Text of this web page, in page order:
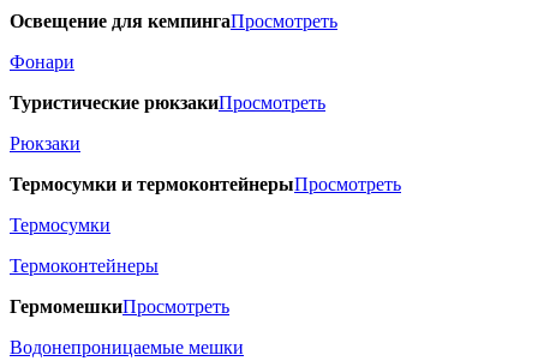
Освещение для кемпингаПросмотреть
Фонари
Туристические рюкзакиПросмотреть
Рюкзаки
Термосумки и термоконтейнерыПросмотреть
Термосумки
Термоконтейнеры
ГермомешкиПросмотреть
Водонепроницаемые мешки